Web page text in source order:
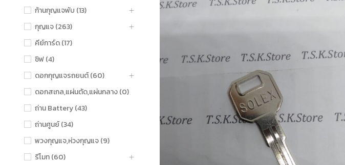
ก้านกุญแจพับ (13)
กุญแจ (263)
คีย์การ์ด (17)
ชิฟ (4)
ดอกกุญแจรถยนต์ (60)
ดอกสเกล,แผ่นตัด,แผ่นกลาง (0)
ถ่าน Battery (43)
ถ่านศูนย์ (34)
พวงกุญแจ,ห่วงกุญแจ (9)
รีโมท (60)